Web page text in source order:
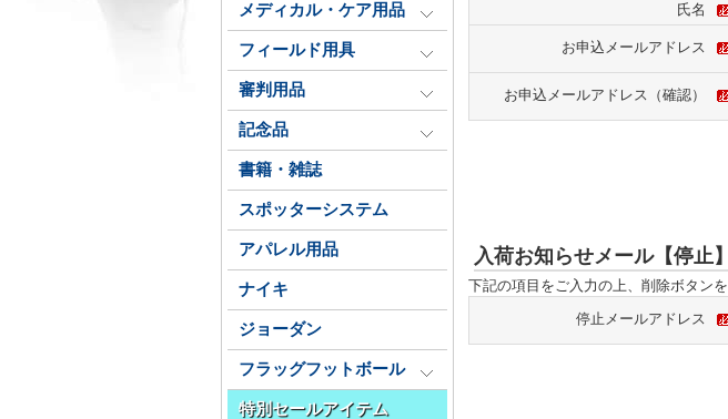
メディカル・ケア用品
フィールド用具
審判用品
記念品
書籍・雑誌
スポッターシステム
アパレル用品
ナイキ
ジョーダン
フラッグフットボール
特別セールアイテム
氏名
お申込メールアドレス
お申込メールアドレス（確認）
入荷お知らせメール【停止】
下記の項目をご入力の上、削除ボタン
停止メールアドレス